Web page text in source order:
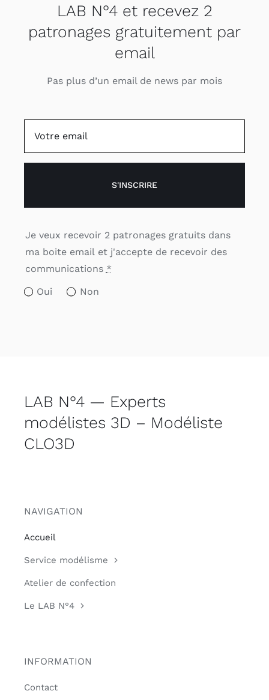
LAB N°4 et recevez 2
patronages gratuitement par
email
Pas plus d’un email de news par mois
S'INSCRIRE
Je veux recevoir 2 patronages gratuits dans
ma boite email et j'accepte de recevoir des
communications *
Oui Non
LAB N°4 — Experts
modélistes 3D – Modéliste
CLO3D
NAVIGATION
Accueil
Service modélisme
Atelier de confection
Le LAB N°4
INFORMATION
Contact